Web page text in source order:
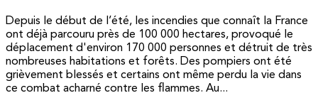
Depuis le début de l’été, les incendies que connaît la France
ont déjà parcouru près de 100 000 hectares, provoqué le
déplacement d'environ 170 000 personnes et détruit de très
nombreuses habitations et forêts. Des pompiers ont été
grièvement blessés et certains ont même perdu la vie dans
ce combat acharné contre les flammes. Au...